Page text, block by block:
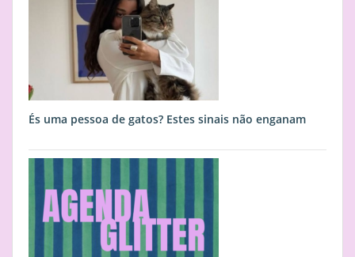
És uma pessoa de gatos? Estes sinais não enganam